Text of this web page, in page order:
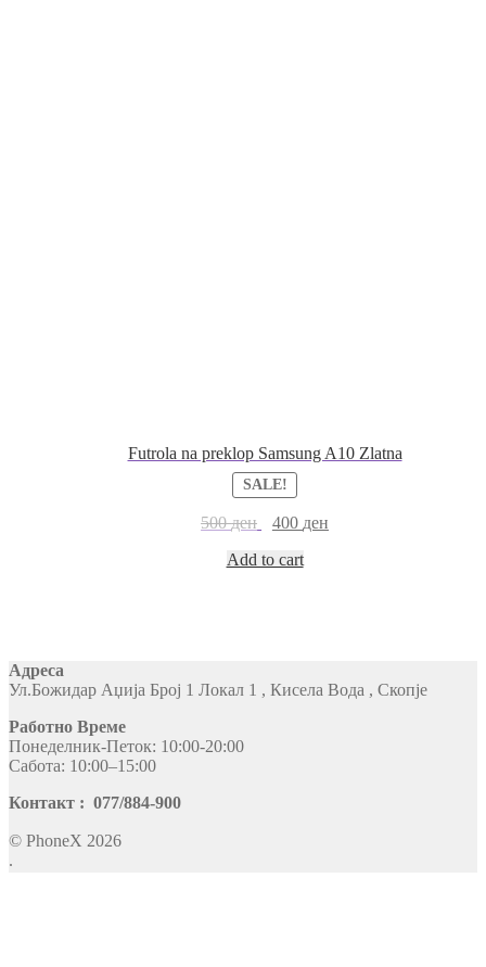
Futrola na preklop Samsung A10 Zlatna
SALE!
500ден 400 ден
Add to cart
Адреса
Ул.Божидар Аџија Број 1 Локал 1 , Кисела Вода , Скопје
Работно Време
Понеделник-Петок: 10:00-20:00
Сабота: 10:00–15:00
Контакт : 077/884-900
© PhoneX 2026
.